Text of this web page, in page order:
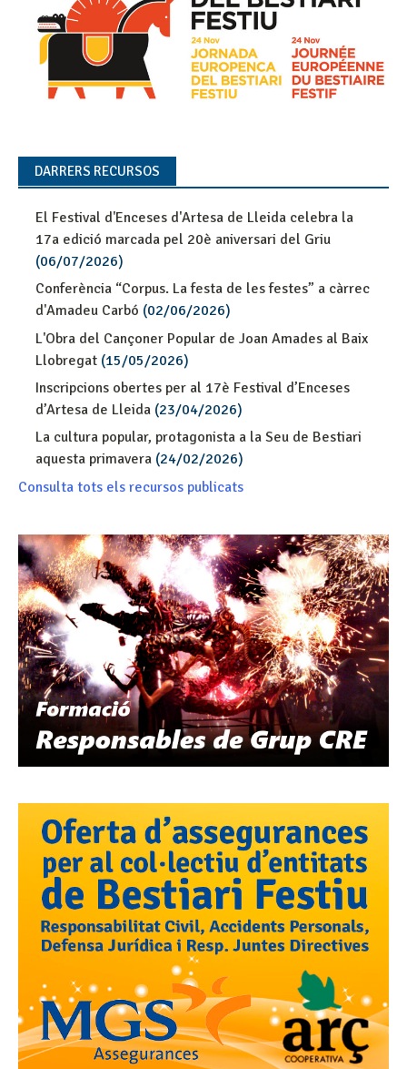
DARRERS RECURSOS
El Festival d'Enceses d'Artesa de Lleida celebra la
17a edició marcada pel 20è aniversari del Griu
(06/07/2026)
Conferència “Corpus. La festa de les festes” a càrrec
d'Amadeu Carbó (02/06/2026)
L'Obra del Cançoner Popular de Joan Amades al Baix
Llobregat (15/05/2026)
Inscripcions obertes per al 17è Festival d’Enceses
d’Artesa de Lleida (23/04/2026)
La cultura popular, protagonista a la Seu de Bestiari
aquesta primavera (24/02/2026)
Consulta tots els recursos publicats